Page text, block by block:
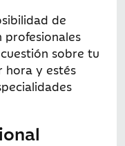
de
sobre tu
hora y estés